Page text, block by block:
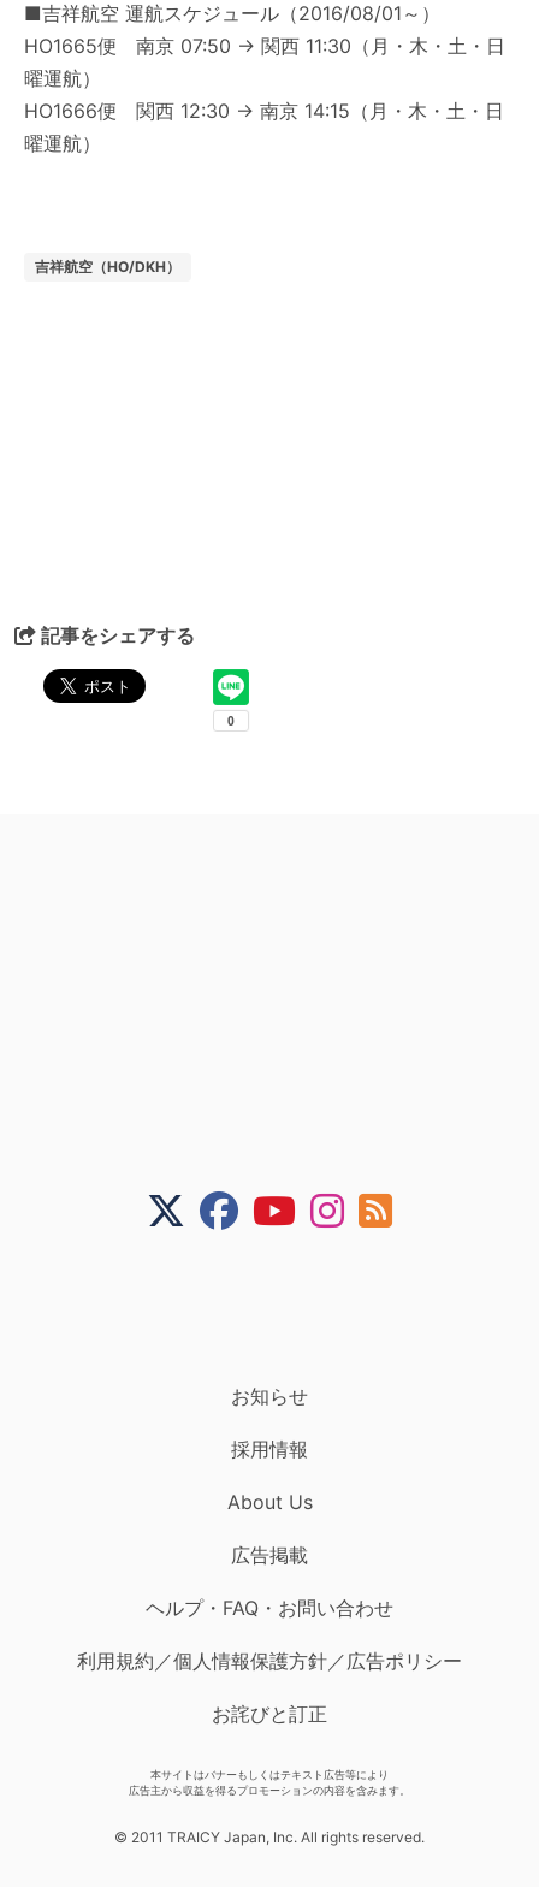
■吉祥航空 運航スケジュール（2016/08/01～）
HO1665便 南京 07:50 → 関西 11:30（月・木・土・日
曜運航）
HO1666便 関西 12:30 → 南京 14:15（月・木・土・日
曜運航）
吉祥航空（HO/DKH）
記事をシェアする
お知らせ
採用情報
About Us
広告掲載
ヘルプ・FAQ・お問い合わせ
利用規約／個人情報保護方針／広告ポリシー
お詫びと訂正
本サイトはバナーもしくはテキスト広告等により
広告主から収益を得るプロモーションの内容を含みます。
© 2011 TRAICY Japan, Inc. All rights reserved.